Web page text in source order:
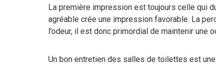
La première impression est toujours celle qui
agréable crée une impression favorable. La
l’odeur, il est donc primordial de maintenir une
Un bon entretien des salles de toilettes est